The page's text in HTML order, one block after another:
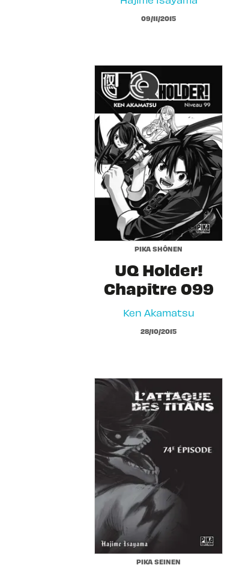
09/11/2015
PIKA SHÔNEN
UQ Holder!
Chapitre 099
Ken Akamatsu
28/10/2015
PIKA SEINEN